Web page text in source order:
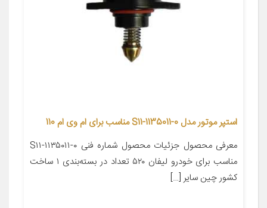
استپر موتور مدل S11-1135011-0 مناسب برای ام وی ام 110
معرفی محصول جزئیات محصول شماره فنی S۱۱-۱۱۳۵۰۱۱-۰
مناسب برای خودرو لیفان ۵۲۰ تعداد در بسته‌بندی ۱ ساخت
کشور چین سایر […]